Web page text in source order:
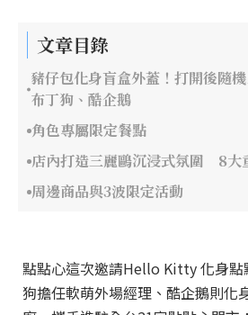
文章目錄
豬仔包化身盲盒外蓋！打開後隨
布丁狗、酷企鵝
角色專屬限定餐點
店內打造三麗鷗沉浸式氛圍 8大
周邊商品與3波限定活動
點點心這次邀請Hello Kitty 化身點
狗擔任軟萌外場經理、酷企鵝則化